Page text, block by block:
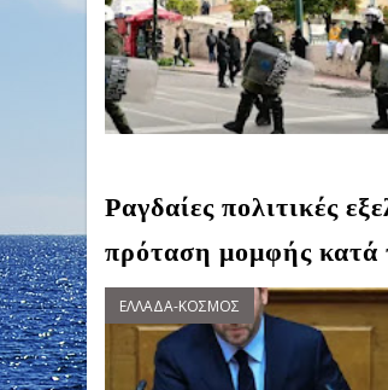
Ραγδαίες πολιτικές
πρόταση μομφής κατά
ΕΛΛΑΔΑ-ΚΟΣΜΟΣ